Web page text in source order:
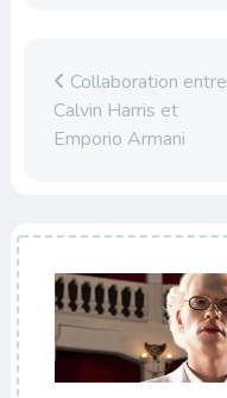
Collaboration entre
Calvin Harris et
Emporio Armani